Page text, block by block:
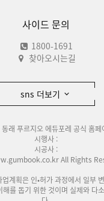
사이드 문의
1800-1691
찾아오시는길
sns 더보기
래 푸르지오 에듀포레 공식 홈페
시행사 :
시공사 :
All Rights
계획은 인•허가 과정에서 일부
를 돕기 위한 것이며 실제와 다